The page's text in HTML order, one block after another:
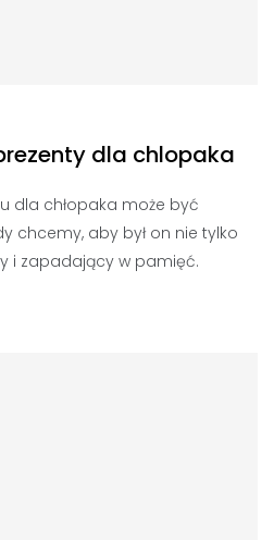
dla chlopaka
dla chłopaka może być
chcemy, aby był on nie tylko
i zapadający w pamięć.